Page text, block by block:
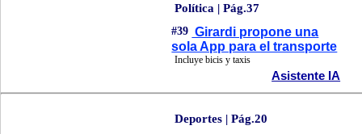
Política | Pág.37
#39 Girardi propone una
sola App para el transporte
Incluye bicis y taxis
Asistente IA
Deportes | Pág.20